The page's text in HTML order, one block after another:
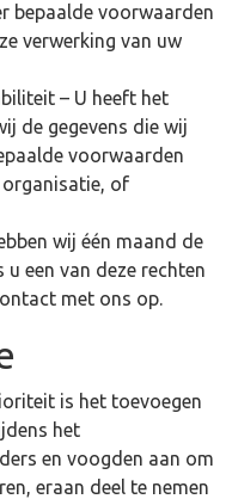
bepaalde voorwaarden
verwerking van uw
– U heeft het
de gegevens die wij
voorwaarden
organisatie, of
wij één maand de
een van deze rechten
met ons op.
is het toevoegen
het
en voogden aan om
eraan deel te nemen